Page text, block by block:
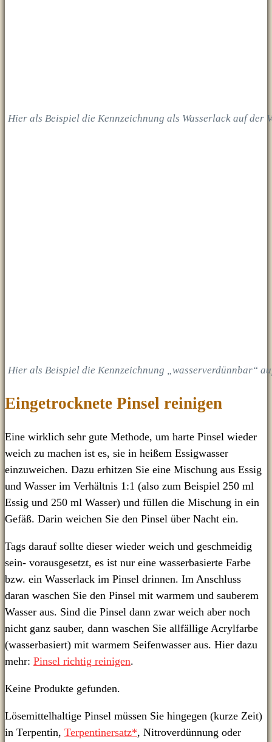
Hier als Beispiel die Kennzeichnung als Wasserlack auf der
Hier als Beispiel die Kennzeichnung „wasserverdünnbar“
Eingetrocknete Pinsel reinigen
Eine wirklich sehr gute Methode, um harte Pinsel wieder
weich zu machen ist es, sie in heißem Essigwasser
einzuweichen. Dazu erhitzen Sie eine Mischung aus Essig
und Wasser im Verhältnis 1:1 (also zum Beispiel 250 ml
Essig und 250 ml Wasser) und füllen die Mischung in ein
Gefäß. Darin weichen Sie den Pinsel über Nacht ein.
Tags darauf sollte dieser wieder weich und geschmeidig
sein- vorausgesetzt, es ist nur eine wasserbasierte Farbe
bzw. ein Wasserlack im Pinsel drinnen. Im Anschluss
daran waschen Sie den Pinsel mit warmem und sauberem
Wasser aus. Sind die Pinsel dann zwar weich aber noch
nicht ganz sauber, dann waschen Sie allfällige Acrylfarbe
(wasserbasiert) mit warmem Seifenwasser aus. Hier dazu
mehr: Pinsel richtig reinigen.
Keine Produkte gefunden.
Lösemittelhaltige Pinsel müssen Sie hingegen (kurze Zeit)
in Terpentin, Terpentinersatz*, Nitroverdünnung oder